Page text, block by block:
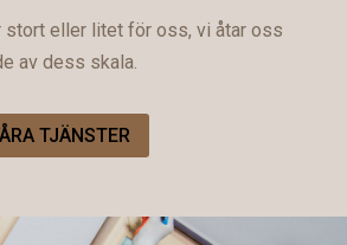
stort eller litet för oss, vi åtar oss
av dess skala.
TJÄNSTER